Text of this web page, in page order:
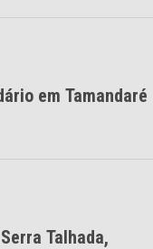
em Tamandaré
Talhada,